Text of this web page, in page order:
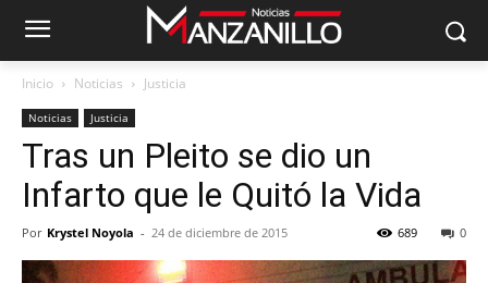
Inicio Noticias Justicia
Noticias Justicia
Tras un Pleito se dio un
Infarto que le Quitó la Vida
Por Krystel Noyola - 24 de diciembre de 2015 0
689